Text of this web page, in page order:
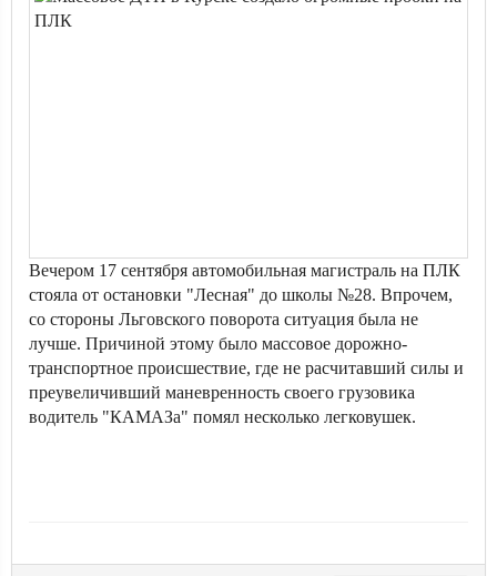
Вечером 17 сентября автомобильная магистраль на ПЛК
стояла от остановки "Лесная" до школы №28. Впрочем,
со стороны Льговского поворота ситуация была не
лучше. Причиной этому было массовое дорожно-
транспортное происшествие, где не расчитавший силы и
преувеличивший маневренность своего грузовика
водитель "КАМАЗа" помял несколько легковушек.